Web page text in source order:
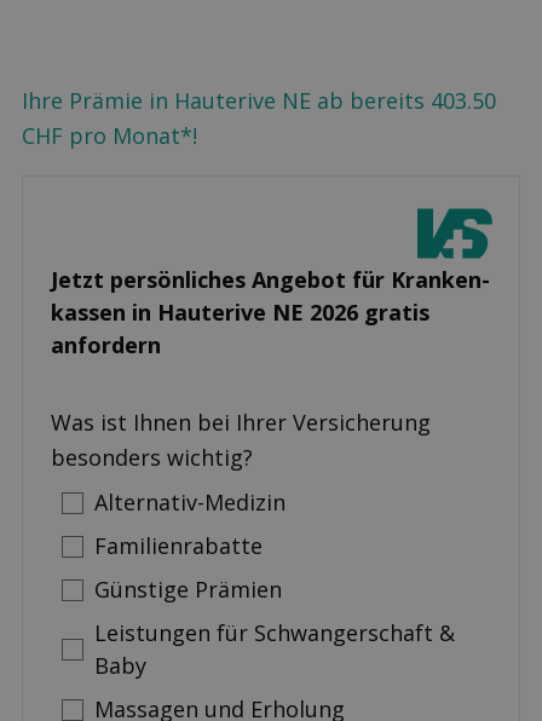
Ihre Prämie in Hauterive NE ab bereits 403.50
CHF pro Monat*!
Jetzt persönliches Angebot für Kranken­
kassen in Hauterive NE 2026 gratis
anfordern
Was ist Ihnen bei Ihrer Versicherung
besonders wichtig?
Alternativ-Medizin
Familienrabatte
Günstige Prämien
Leistungen für Schwangerschaft &
Baby
Massagen und Erholung